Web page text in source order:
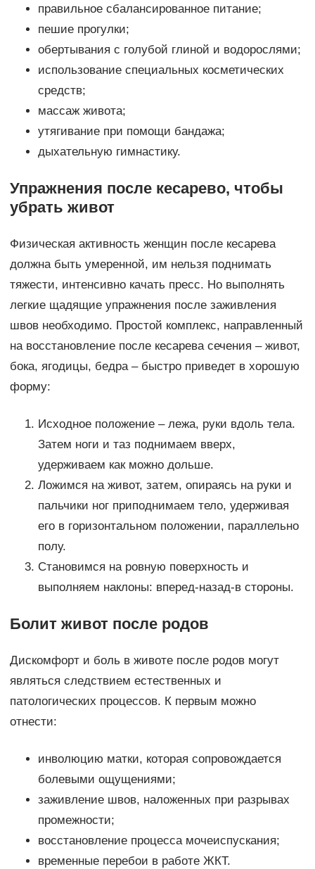
правильное сбалансированное питание;
пешие прогулки;
обертывания с голубой глиной и водорослями;
использование специальных косметических
средств;
массаж живота;
утягивание при помощи бандажа;
дыхательную гимнастику.
Упражнения после кесарево, чтобы
убрать живот
Физическая активность женщин после кесарева
должна быть умеренной, им нельзя поднимать
тяжести, интенсивно качать пресс. Но выполнять
легкие щадящие упражнения после заживления
швов необходимо. Простой комплекс, направленный
на восстановление после кесарева сечения – живот,
бока, ягодицы, бедра – быстро приведет в хорошую
форму:
Исходное положение – лежа, руки вдоль тела.
Затем ноги и таз поднимаем вверх,
удерживаем как можно дольше.
Ложимся на живот, затем, опираясь на руки и
пальчики ног приподнимаем тело, удерживая
его в горизонтальном положении, параллельно
полу.
Становимся на ровную поверхность и
выполняем наклоны: вперед-назад-в стороны.
Болит живот после родов
Дискомфорт и боль в животе после родов могут
являться следствием естественных и
патологических процессов. К первым можно
отнести:
инволюцию матки, которая сопровождается
болевыми ощущениями;
заживление швов, наложенных при разрывах
промежности;
восстановление процесса мочеиспускания;
временные перебои в работе ЖКТ.